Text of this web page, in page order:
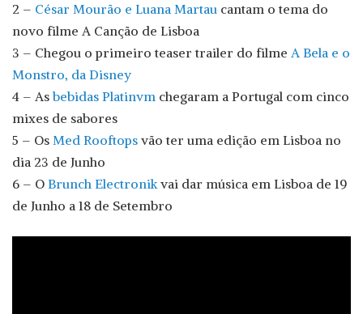
2 – César Mourão e Luana Martau cantam o tema do
novo filme A Canção de Lisboa
3 – Chegou o primeiro teaser trailer do filme A Bela e o
Monstro, da Disney
4 – Asbebidas Platinvm chegaram a Portugal com cinco
mixes de sabores
5 – Os Med Rooftops vão ter uma edição em Lisboa no
dia 23 de Junho
6 – O Brunch Electronikvai dar música em Lisboa de 19
de Junho a 18 de Setembro